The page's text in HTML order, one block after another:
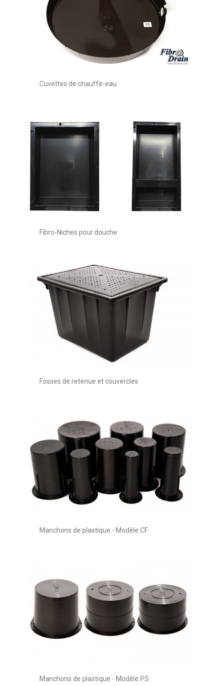
Cuvettes de chauffe-eau
Fibro-Niches pour douche
Fosses de retenue et couvercles
Manchons de plastique - Modèle CF
Manchons de plastique - Modèle PS